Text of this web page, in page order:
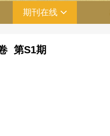
期刊在线
第S1期